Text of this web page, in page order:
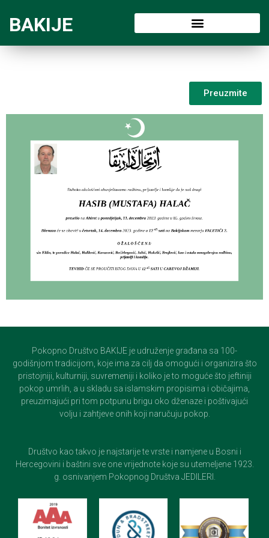
BAKIJE
Preuzmite
Pokopno Društvo BAKIJE je udruženje građana sa 100-
godišnjom tradicijom, koje ima za cilj da omogući i organizira što
pristojniji, kulturniji, suvremeniji i koliko je to moguće što jeftiniji
pokop umrlih, a u skladu sa islamskim propisima i običajima,
preuzimajući pri tom potpunu brigu oko dženaze i poštivajući
volju i zahtjeve onih koji naručuju pokop.
Društvo kao takvo je najstarije te vrste i namjene u Bosni i
Hercegovini i baštini sve one vrijednote koje su utemeljene 1923.
g. osnivanjem Pokopnog Društva JEDILERI.